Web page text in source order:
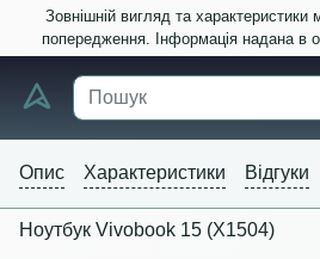
Зовнішній вигляд та характеристики
попередження. Інформація надана в
Опис Характеристики Відгуки
Ноутбук Vivobook 15 (X1504)